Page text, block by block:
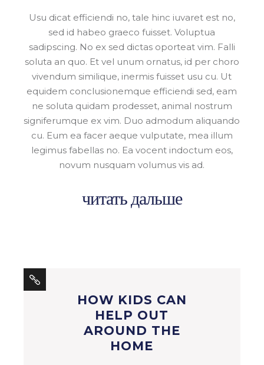
Usu dicat efficiendi no, tale hinc iuvaret est no,
sed id habeo graeco fuisset. Voluptua
sadipscing. No ex sed dictas oporteat vim. Falli
soluta an quo. Et vel unum ornatus, id per choro
vivendum similique, inermis fuisset usu cu. Ut
equidem conclusionemque efficiendi sed, eam
ne soluta quidam prodesset, animal nostrum
signiferumque ex vim. Duo admodum aliquando
cu. Eum ea facer aeque vulputate, mea illum
legimus fabellas no. Ea vocent indoctum eos,
novum nusquam volumus vis ad.
читать дальше
HOW KIDS CAN
HELP OUT
AROUND THE
HOME